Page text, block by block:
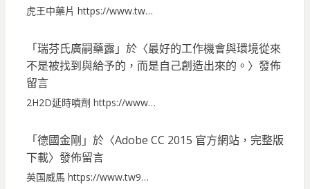
虎王中藥片 https://www.tw…
「瑞芬氏廣嗣藥露」於〈最好的工作機會與環境從來
不是被找到與給予的，而是自己創造出來的。 〉發佈
留言
2H2D延時噴劑 https://www…
「德國金剛 」於〈Adobe CC 2015 官方網站，完整版
下載〉發佈留言
英国威馬 https://www.tw9…